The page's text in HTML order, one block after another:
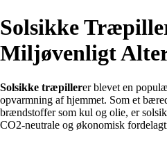
Solsikke
Miljøvenligt
Solsikke træpillerer blevet en
opvarmning af hjemmet. Som et
brændstoffer som kul og olie, er
CO2-neutrale og økonomisk